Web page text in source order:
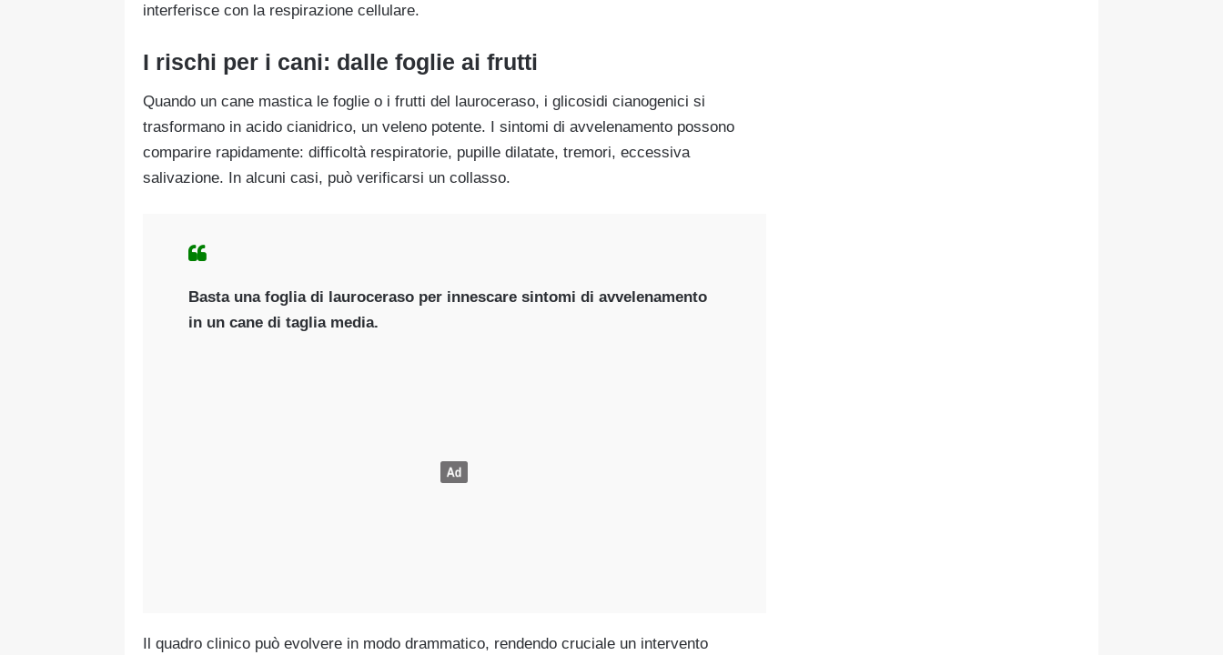
interferisce con la respirazione cellulare.
I rischi per i cani: dalle foglie ai frutti
Quando un cane mastica le foglie o i frutti del lauroceraso, i glicosidi cianogenici si
trasformano in acido cianidrico, un veleno potente. I sintomi di avvelenamento possono
comparire rapidamente: difficoltà respiratorie, pupille dilatate, tremori, eccessiva
salivazione. In alcuni casi, può verificarsi un collasso.
Basta una foglia di lauroceraso per innescare sintomi di avvelenamento
in un cane di taglia media.
Il quadro clinico può evolvere in modo drammatico, rendendo cruciale un intervento